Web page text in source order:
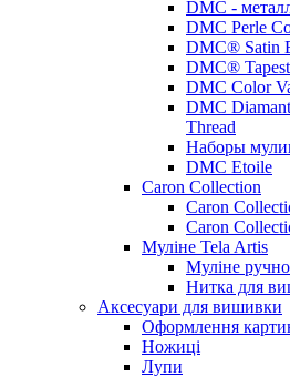
DMC -
DMC Perle
DMC® Satin
DMC®
DMC Color
DMC
Thread
Наборы
DMC Etoile
Caron Collection
Caron
Caron
Муліне Tela Artis
Муліне
Нитка для
Аксесуари для вишивки
Оформлення
Ножиці
Лупи